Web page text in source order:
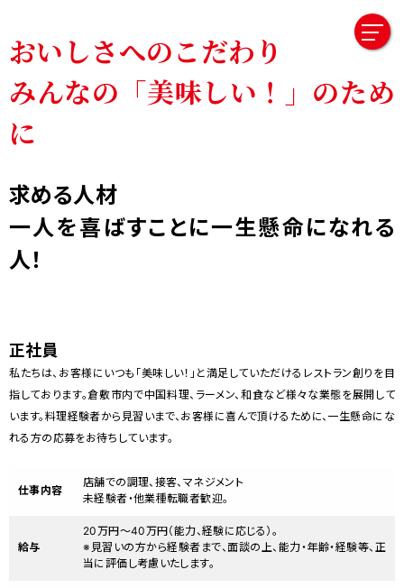
おいしさへのこだわり
みんなの「美味しい！」のため
に
求める人材
一人を喜ばすことに一生懸命になれる
人！
正社員
私たちは、お客様にいつも「美味しい！」と満足していただけるレストラン創りを目
指しております。倉敷市内で中国料理、ラーメン、和食など様々な業態を展開して
います。料理経験者から見習いまで、お客様に喜んで頂けるために、一生懸命にな
れる方の応募をお待ちしています。
仕事内容
店舗での調理、接客、マネジメント
未経験者・他業種転職者歓迎。
給与
20万円～40万円（能力、経験に応じる）。
※見習いの方から経験者まで、面談の上、能力・年齢・経験等、正
当に評価し考慮いたします。